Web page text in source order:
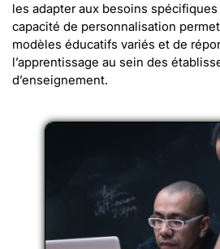
les adapter aux besoins
capacité de personnalisation
modèles éducatifs variés et de
l’apprentissage au sein des
d’enseignement.